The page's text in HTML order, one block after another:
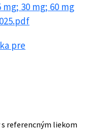
mg; 30 mg; 60 mg
pre
referencným liekom